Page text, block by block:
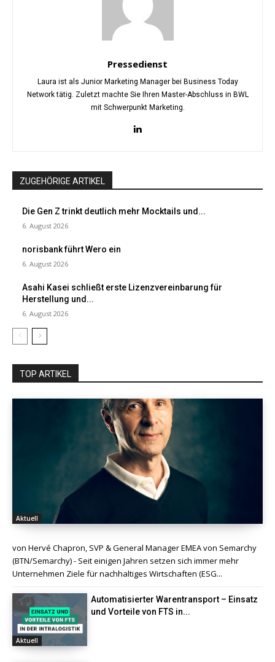
Pressedienst
Laura ist als Junior Marketing Manager bei Business Today
Network tätig. Zuletzt machte Sie Ihren Master-Abschluss in BWL
mit Schwerpunkt Marketing.
ZUGEHÖRIGE ARTIKEL
Die Gen Z trinkt deutlich mehr Mocktails und...
6. August 2026
norisbank führt Wero ein
6. August 2026
Asahi Kasei schließt erste Lizenzvereinbarung für
Herstellung und...
6. August 2026
TOP ARTIKEL
Aktuell
von Hervé Chapron, SVP & General Manager EMEA von Semarchy
(BTN/Semarchy) - Seit einigen Jahren setzen sich immer mehr
Unternehmen Ziele für nachhaltiges Wirtschaften (ESG...
Aktuell
Automatisierter Warentransport – Einsatz
und Vorteile von FTS in...